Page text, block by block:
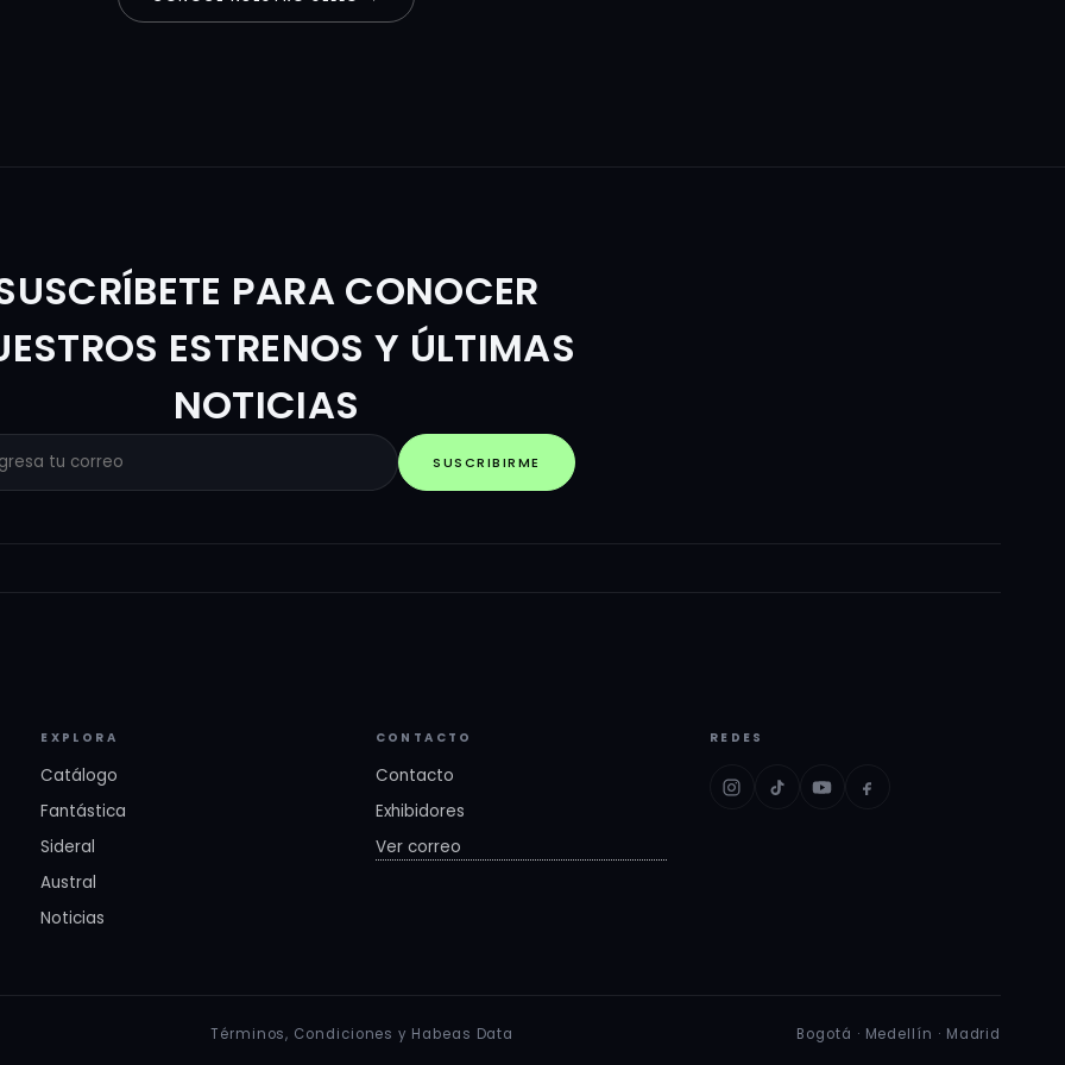
PARA CONOCER
ESTRENOS Y ÚLTIMAS
NOTICIAS
SUSCRIBIRME
EXPLORA
Catálogo
Fantástica
Sideral
Austral
Noticias
CONTACTO
Contacto
Exhibidores
Ver correo
REDES
Términos, Condiciones y Habeas Data Bogotá · Medellín · Madrid